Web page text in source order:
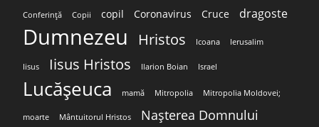
Conferință Copii copil Coronavirus Cruce dragoste
Dumnezeu Hristos Icoana Ierusalim
Iisus Iisus Hristos Ilarion Boian Israel
Lucășeuca mamă Mitropolia Mitropolia Moldovei;
moarte Mântuitorul Hristos Nașterea Domnului